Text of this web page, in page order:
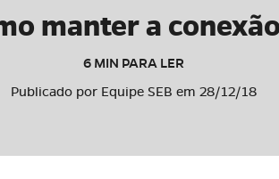
manter a
6 MIN PARA LER
Publicado por Equipe SEB em 28/12/18